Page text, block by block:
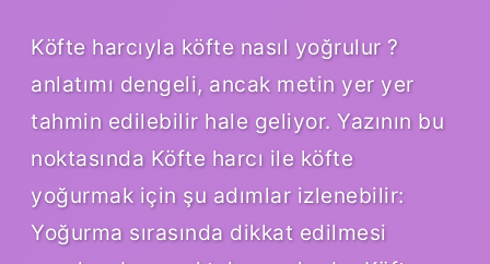
Köfte harcıyla köfte nasıl yoğrulur ?
anlatımı dengeli, ancak metin yer yer
tahmin edilebilir hale geliyor. Yazının bu
noktasında Köfte harcı ile köfte
yoğurmak için şu adımlar izlenebilir:
Yoğurma sırasında dikkat edilmesi